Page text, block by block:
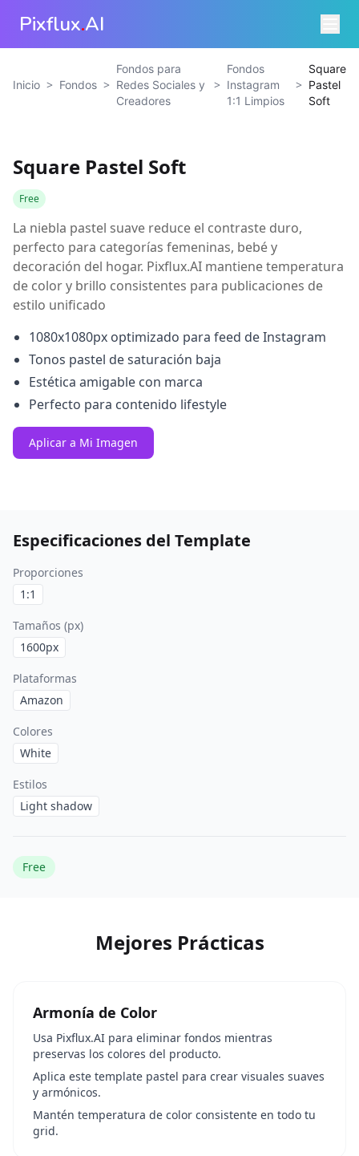
Pixflux.AI
Inicio > Fondos >
Fondos para
Redes Sociales y
Creadores
>
Fondos
Instagram
1:1 Limpios
>
Square
Pastel
Soft
Square Pastel Soft
Free
La niebla pastel suave reduce el contraste duro,
perfecto para categorías femeninas, bebé y
decoración del hogar. Pixflux.AI mantiene temperatura
de color y brillo consistentes para publicaciones de
estilo unificado
1080x1080px optimizado para feed de Instagram
Tonos pastel de saturación baja
Estética amigable con marca
Perfecto para contenido lifestyle
Aplicar a Mi Imagen
Especificaciones del Template
Proporciones
1:1
Tamaños (px)
1600px
Plataformas
Amazon
Colores
White
Estilos
Light shadow
Free
Mejores Prácticas
Armonía de Color
Usa Pixflux.AI para eliminar fondos mientras
preservas los colores del producto.
Aplica este template pastel para crear visuales suaves
y armónicos.
Mantén temperatura de color consistente en todo tu
grid.